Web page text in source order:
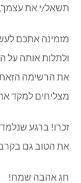
תשאל/י את
מזמינה אתכם
ולתלות אותה על
את הרשימה
מצליחים למקד
זכרו! ברגע
את הטוב גם
חג אהבה שמח!